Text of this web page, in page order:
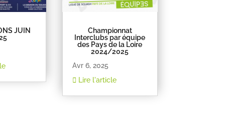
JUIN
Championnat
Interclubs par équipe
des Pays de la Loire
2024/2025
Avr 6, 2025
Lire l'article